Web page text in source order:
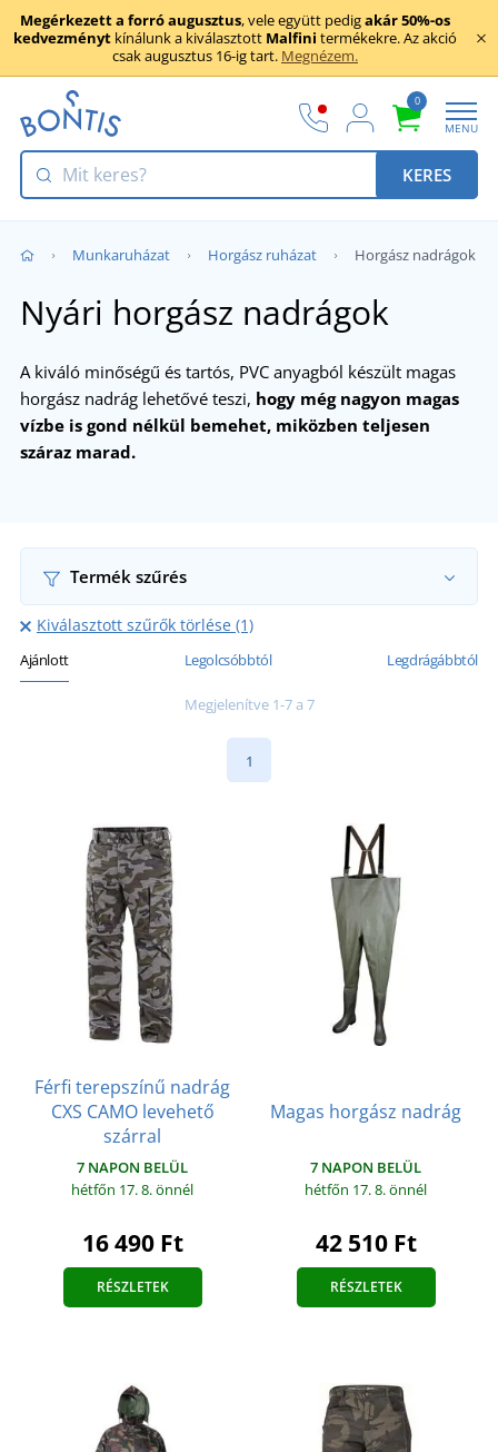
Megérkezett a forró augusztus, vele együtt pedigakár 50%-os
kedvezményt kínálunk a kiválasztott Malfini termékekre. Az akció
csak augusztus 16-ig tart. Megnézem.
0
MENU
KERES
Munkaruházat Horgász ruházat Horgász nadrágok
Nyári horgász nadrágok
A kiváló minőségű és tartós, PVC anyagból készült magas
horgász nadrág lehetővé teszi, hogy még nagyon magas
vízbe is gond nélkül bemehet, miközben teljesen
száraz marad.
Termék szűrés
Kiválasztott szűrők törlése (1)
Ajánlott Legolcsóbbtól Legdrágábbtól
Megjelenítve 1-7 a 7
1
Férfi terepszínű nadrág
CXS CAMO levehető
szárral
7 NAPON BELÜL
hétfőn 17. 8.önnél
16 490 Ft
RÉSZLETEK
Magas horgász nadrág
7 NAPON BELÜL
hétfőn 17. 8.önnél
42 510 Ft
RÉSZLETEK